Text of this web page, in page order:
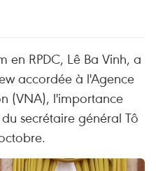
en RPDC, Lê Ba Vinh, a
accordée à l'Agence
(VNA), l'importance
secrétaire général Tô